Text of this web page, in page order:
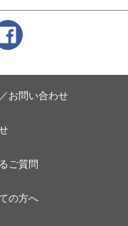
ット工業 S5022B-RT
涼しい 肌着
お問い合わせ
ご質問
の方へ